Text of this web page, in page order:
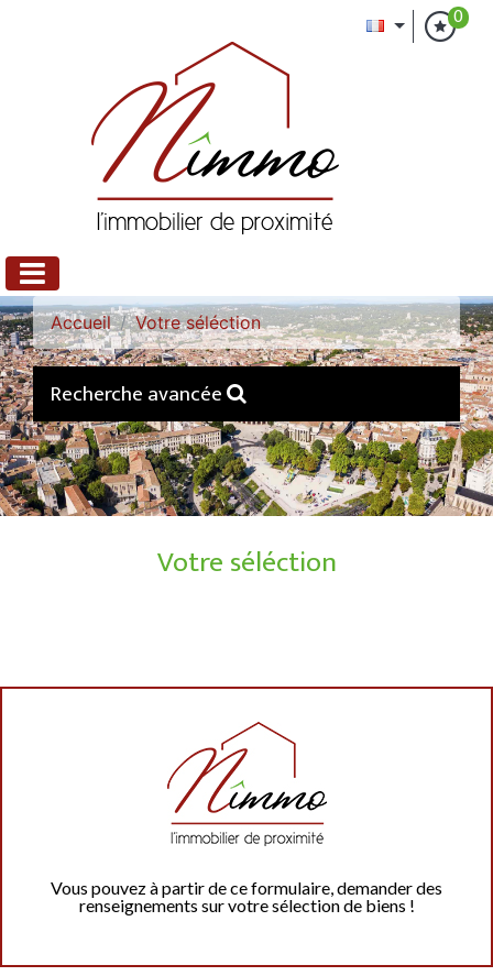
0
Accueil Votre séléction
Recherche avancée
Votre séléction
Vous pouvez à partir de ce formulaire, demander des
renseignements sur votre sélection de biens !